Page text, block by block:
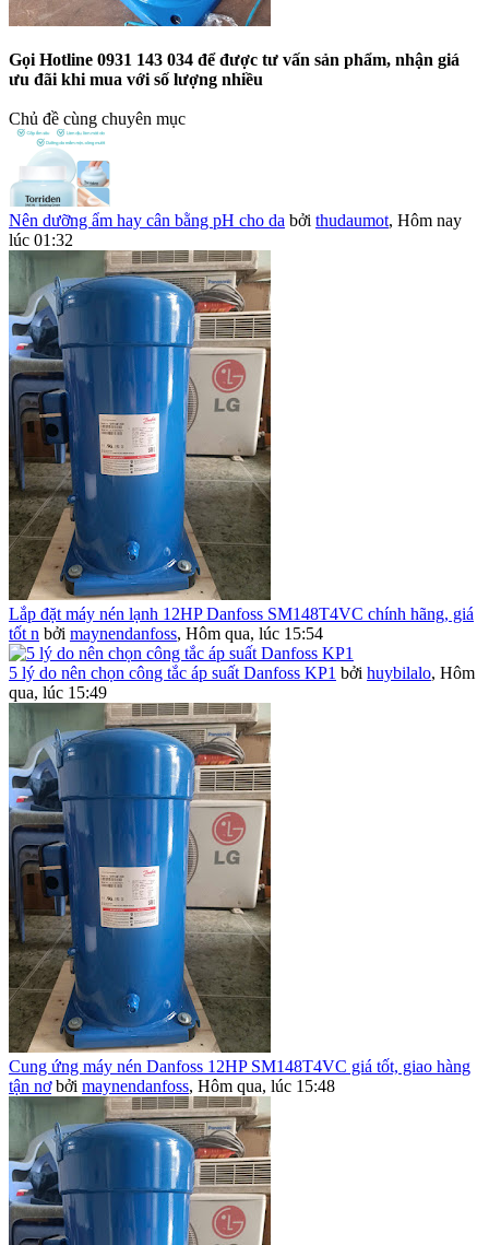
Gọi Hotline 0931 143 034 để được tư vấn sản phẩm, nhận giá
ưu đãi khi mua với số lượng nhiều
Chủ đề cùng chuyên mục
Nên dưỡng ẩm hay cân bằng pH cho da bởi thudaumot, Hôm nay
lúc 01:32
Lắp đặt máy nén lạnh 12HP Danfoss SM148T4VC chính hãng, giá
tốt n bởi maynendanfoss, Hôm qua, lúc 15:54
5 lý do nên chọn công tắc áp suất Danfoss KP1 bởi huybilalo, Hôm
qua, lúc 15:49
Cung ứng máy nén Danfoss 12HP SM148T4VC giá tốt, giao hàng
tận nơ bởi maynendanfoss, Hôm qua, lúc 15:48